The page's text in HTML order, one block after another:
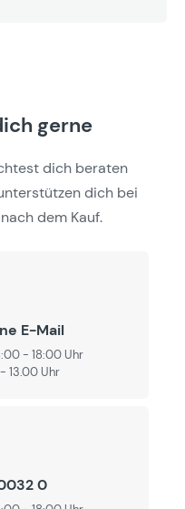
gerne
dich beraten
dich bei
dem Kauf.
E-Mail
- 18:00 Uhr
13.00 Uhr
0